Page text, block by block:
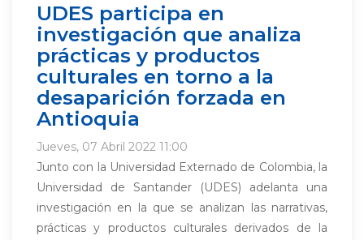
UDES participa en
investigación que analiza
prácticas y productos
culturales en torno a la
desaparición forzada en
Antioquia
Jueves, 07 Abril 2022 11:00
Junto con la Universidad Externado de Colombia, la
Universidad de Santander (UDES) adelanta una
investigación en la que se analizan las narrativas,
prácticas y productos culturales derivados de la